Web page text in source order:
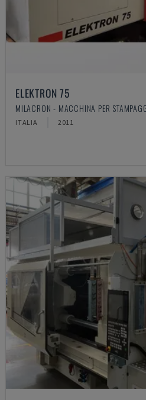
ELEKTRON 75
MILACRON - MACCHINA PER
ITALIA 2011